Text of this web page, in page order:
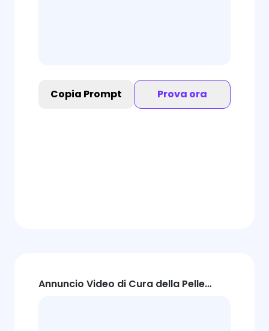
Copia Prompt Prova ora
Annuncio Video di Cura della Pelle